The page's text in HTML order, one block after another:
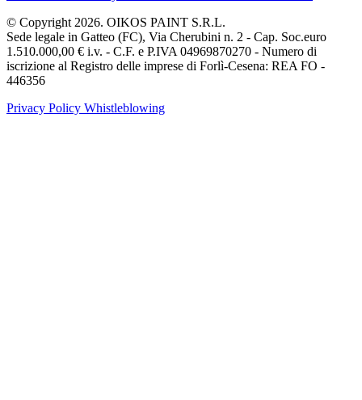
© Copyright 2026. OIKOS PAINT S.R.L.
Sede legale in Gatteo (FC), Via Cherubini n. 2 - Cap. Soc.euro
1.510.000,00 € i.v. - C.F. e P.IVA 04969870270 - Numero di
iscrizione al Registro delle imprese di Forlì-Cesena: REA FO -
446356
Privacy Policy Whistleblowing